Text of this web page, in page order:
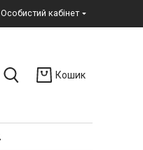
Особистий кабінет
Кошик